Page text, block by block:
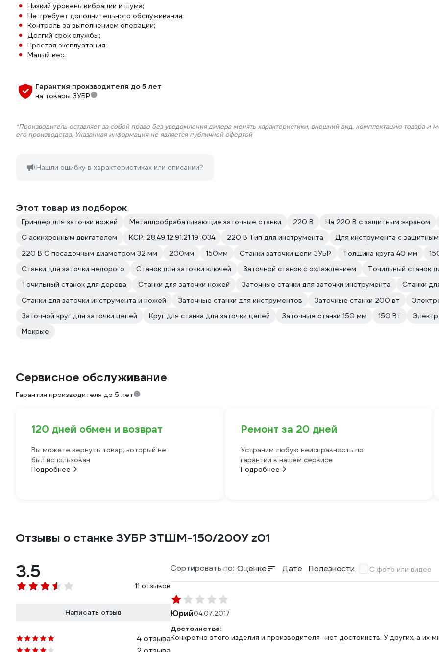
Низкий уровень вибрации и шума;
Не требует дополнительного обслуживания;
Контроль за выполнением операции;
Долгий срок службы;
Простая эксплуатация;
Малый вес.
Гарантия производителя до 5 лет
на товары ЗУБР
*Производитель оставляет за собой право без уведомления дилера менять характеристики, внешний вид, комплектацию товара и
его производства. Указанная информация не является публичной офертой
Нашли ошибку в характеристиках или описании?
Этот товар из подборок
Гриндер для заточки ножей Металлообрабатывающие заточные станки 220 В
На 220 В с защитным экраном
С асинхронным двигателем
КСР: 28.49.12.91.21.19-034 220 В Тип для инструмента
Для инструмента с
220 В С посадочным диаметром 32 мм
200мм 150мм Станки заточки цепи ЗУБР Толщина круга 40 мм
Станки для заточки недорого
Станок для заточки ключей Заточной станок с охлаждением
Точильный станок
Точильный станок для дерева
Станки для заточки ножей Заточные станки для заточки инструмента
Станки
Станки для заточки инструмента и ножей
Заточные станки для инструментов Заточные станки 200 вт
Заточной круг для заточки цепей
Круг для станка для заточки цепей Заточные станки 150 мм 150 Вт
Мокрые
Сервисное обслуживание
Гарантия производителя до 5 лет
120 дней обмен и возврат
Вы можете вернуть товар, который не
был использован
Подробнее
Ремонт за 20 дней
Устраним любую неисправность по
гарантии в нашем сервисе
Подробнее
Отзывы о станке ЗУБР ЗТШМ-150/200У z01
3.5
11 отзывов
Написать отзыв
4 отзыва
Сортировать по: Оценке Дате Полезности С фото или видео
Юрий04.07.2017
Достоинства:
Конкретно этого изделия и производителя -нет достоинств. У других, а их